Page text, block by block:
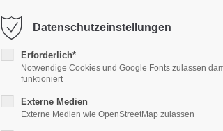
TABAK PRESSE WEIN &
Datenschutzeinstellungen
Erforderlich*
Notwendige Cookies und Google Fonts zulassen
funktioniert
Externe Medien
Externe Medien wie OpenStreetMap zulassen